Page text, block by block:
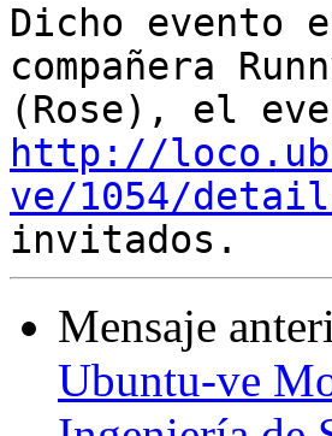
Dicho evento
compañera
http://
ve/1054/
Mensaje
Ubuntu-ve